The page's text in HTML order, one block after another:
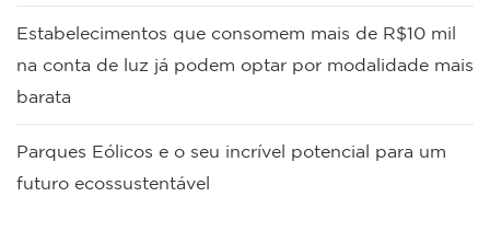
Estabelecimentos que consomem mais de R$10 mil
na conta de luz já podem optar por modalidade mais
barata
Parques Eólicos e o seu incrível potencial para um
futuro ecossustentável